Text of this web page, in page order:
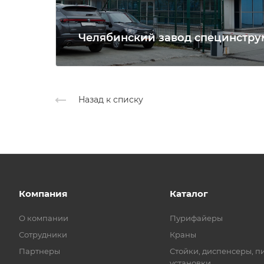
Челябинский завод
Назад к списку
Компания
О компании
Сотрудники
Партнеры
Каталог
Пурифайеры
Краны
Стойки, диспенсеры,